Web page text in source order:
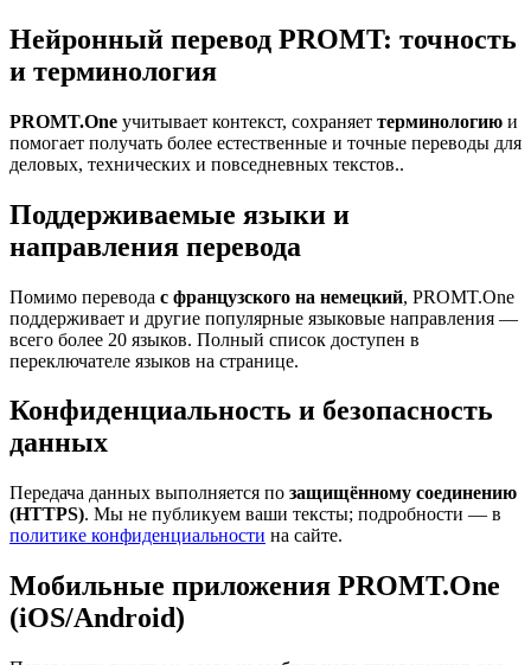
Нейронный перевод PROMT: точность
и терминология
PROMT.One учитывает контекст, сохраняет терминологию и
помогает получать более естественные и точные переводы для
деловых, технических и повседневных текстов..
Поддерживаемые языки и
направления перевода
Помимо перевода с французского на немецкий, PROMT.One
поддерживает и другие популярные языковые направления —
всего более 20 языков. Полный список доступен в
переключателе языков на странице.
Конфиденциальность и безопасность
данных
Передача данных выполняется по защищённому соединению
(HTTPS). Мы не публикуем ваши тексты; подробности — в
политике конфиденциальности на сайте.
Мобильные приложения PROMT.One
(iOS/Android)